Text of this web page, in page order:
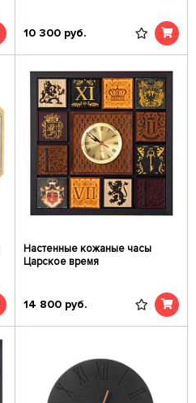
10 300 руб.
Настенные кожаные часы
Царское время
14 800 руб.